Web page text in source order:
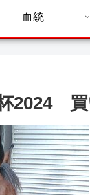
血統
2024